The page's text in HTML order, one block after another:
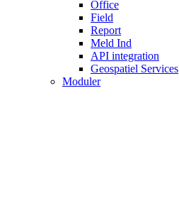
Office
Field
Report
Meld Ind
API integration
Geospatiel Services
Moduler